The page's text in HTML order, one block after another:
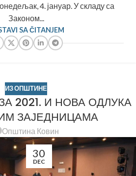
4. јануар. У складу са
Законом...
SA ČITANJEM
ИЗ ОПШТИНЕ
2021. И НОВА ОДЛУКА
ЗАЈЕДНИЦАМА
Општина Ковин
30
DEC